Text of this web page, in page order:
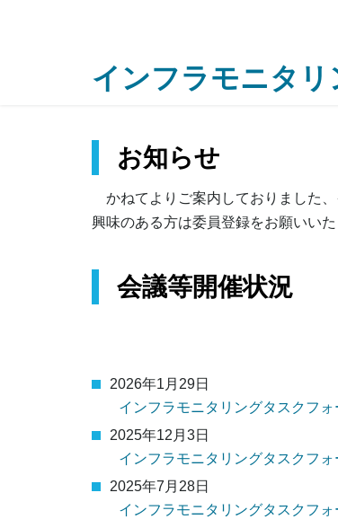
インフラモニタ
お知らせ
かねてよりご案内しておりました
興味のある方は委員登録をお願いいた
会議等開催状況
2026年1月29日
インフラモニタリングタスクフ
2025年12月3日
インフラモニタリングタスクフ
2025年7月28日
インフラモニタリングタスクフ